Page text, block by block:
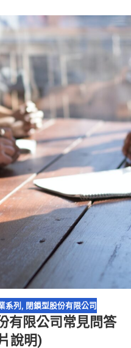
系列 閉鎖型股份有限公司
有限公司常見問答
說明)